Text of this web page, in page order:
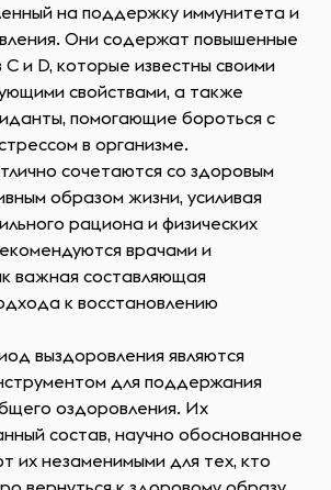
на поддержку иммунитета и
Они содержат повышенные
и D, которые известны своими
свойствами, а также
помогающие бороться с
в организме.
сочетаются со здоровым
образом жизни, усиливая
рациона и физических
врачами и
важная составляющая
к восстановлению
выздоровления являются
для поддержания
оздоровления. Их
состав, научно обоснованное
их незаменимыми для тех, кто